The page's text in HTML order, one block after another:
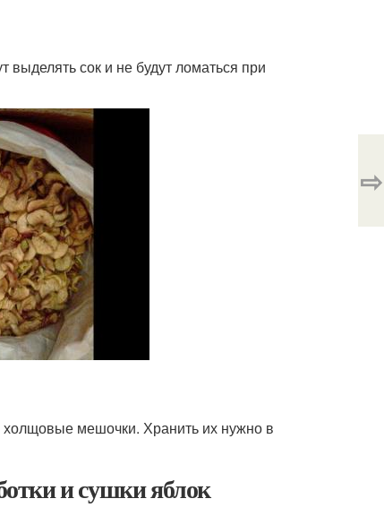
выделять сок и не будут ломаться при
мешочки. Хранить их нужно в
и сушки яблок
⇨